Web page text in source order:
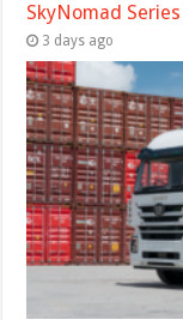
SkyNomad Series
3 days ago